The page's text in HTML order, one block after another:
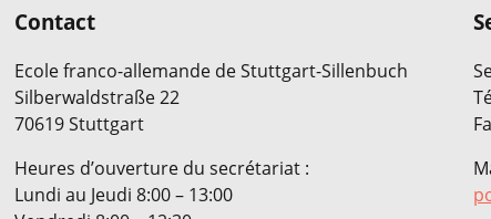
Contact
Ecole franco-allemande de Stuttgart-Sillenbuch
Silberwaldstraße 22
70619 Stuttgart
Heures d’ouverture du secrétariat :
Lundi au Jeudi 8:00 – 13:00